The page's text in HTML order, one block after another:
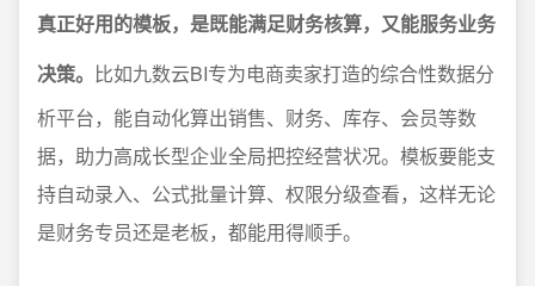
真正好用的模板，是既能满足财务核算，又能服务业务
决策。 比如九数云BI专为电商卖家打造的综合性数据分
析平台，能自动化算出销售、财务、库存、会员等数
据，助力高成长型企业全局把控经营状况。模板要能支
持自动录入、公式批量计算、权限分级查看，这样无论
是财务专员还是老板，都能用得顺手。